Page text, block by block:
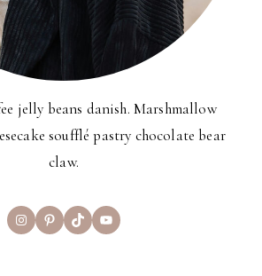
jelly beans danish. Marshmallow
soufflé pastry chocolate bear
claw.
InstagramPinterest
TikTokYouTube